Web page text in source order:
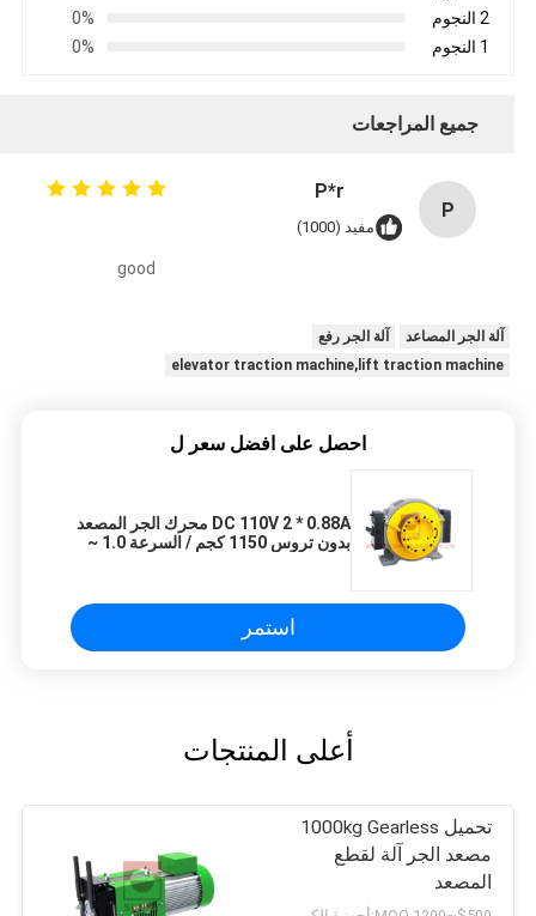
2 النجوم
0%
1 النجوم
0%
جميع المراجعات
P
P*r
مفيد (1000)
good
آلة الجر المصاعد
آلة الجر رفع
elevator traction machine,lift traction machine
احصل على افضل سعر ل
DC 110V 2 * 0.88A محرك الجر المصعد
بدون تروس 1150 كجم / السرعة 1.0 ~
استمر
أعلى المنتجات
تحميل 1000kg Gearless
مصعد الجر آلة لقطع
المصعد